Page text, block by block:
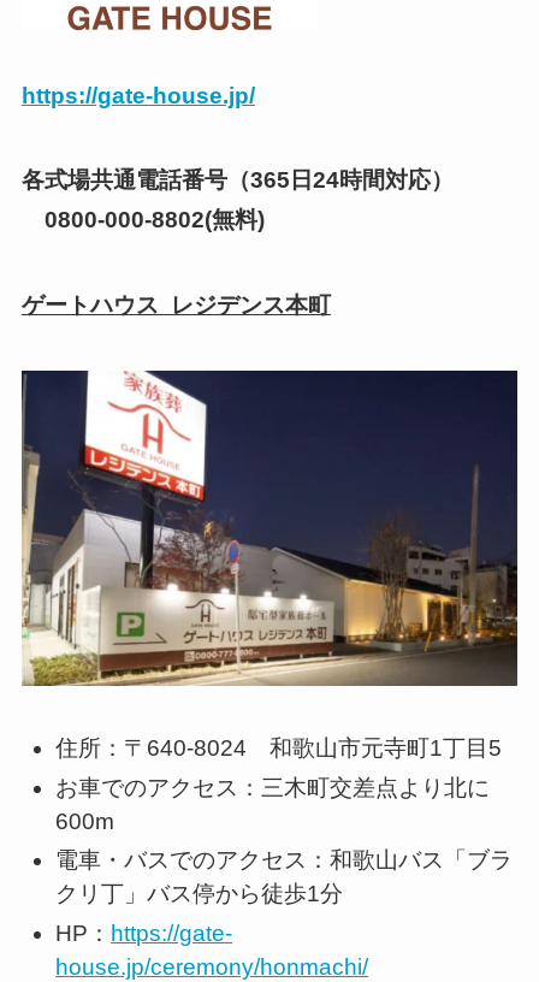
https://gate-house.jp/
各式場共通電話番号（365日24時間対応）
0800-000-8802(無料)
ゲートハウス レジデンス本町
住所：〒640-8024 和歌山市元寺町1丁目5
お車でのアクセス：三木町交差点より北に
600m
電車・バスでのアクセス：和歌山バス「ブラ
クリ丁」バス停から徒歩1分
HP： https://gate-
house.jp/ceremony/honmachi/